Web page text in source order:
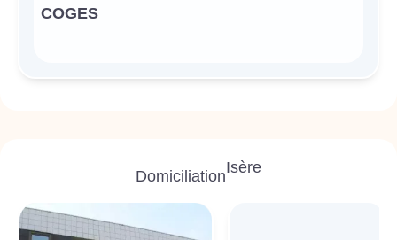
COGES
DomiciliationIsère